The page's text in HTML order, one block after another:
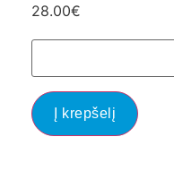
28.00€
Į krepšelį